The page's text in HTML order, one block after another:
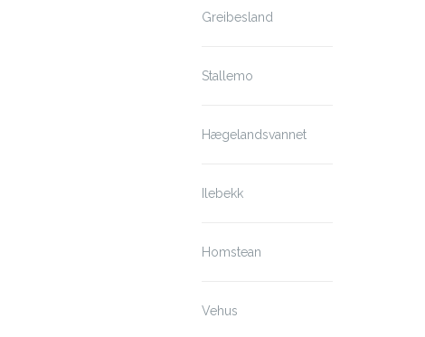
Greibesland
Stallemo
Hægelandsvannet
Ilebekk
Homstean
Vehus